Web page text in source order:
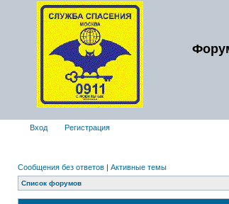
Вход Регистрация
Сообщения без ответов | Активные темы
Список форумов